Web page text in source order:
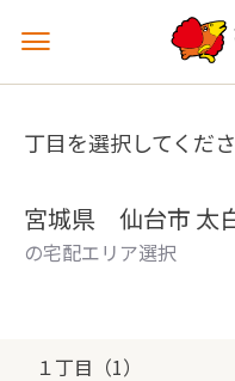
メ
ュ
を
丁目を選択してくだ
宮城県 仙台市 太
の宅配エリア選択
１丁目（1）